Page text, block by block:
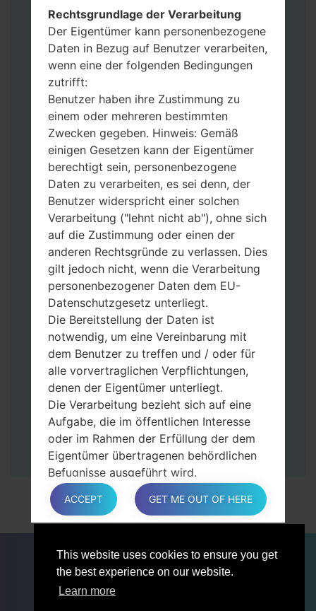
This website uses cookies to ensure you get
the best experience on our website.
Learn more
möchten, wählen Sie CSC_***, in einem
anderen Fall wählen Sie HOME_CSC_***
um Ihre Daten zu speichern.
Jetzt schalten Sie das Gerät aus und
aktivieren Sie Download-Modus. Alle
Methoden, wie es geht:
Halten Sie die Power-, Lautstärke- und
Bixbi- Tasten gedrückt.
Halten Sie Lauter- und Leiser-Tasten
gedrückt. Schließen Sie das Telefon mit
einem USB-Kabel an den PC an.
Halten Sie die Power-, Lauter- und
Home-Tasten gedrückt.
Schließen Sie das USB-Kabel an und
halten Sie die Leiser- und Bixbi-Tasten
gedrückt.
Halten Sie die Power- und Lauter-
Tasten gedrückt.
Dann schließen Sie das Telefon an den PC
an, das Programm Odin erkennt Ihr Gerät
und „COM port number“ wird auf dem
Bildschirm angezeigt.
Geben Sie nur die „F. Reset”-Zeit und
„Auto-Rebot“ an.
Zum Schluss klicken Sie „Start“-Taste auf.
Ihr Gerät wird neu gestartet und von PC
getrennt.
Rechtsgrundlage der Verarbeitung
Der Eigentümer kann personenbezogene
Daten in Bezug auf Benutzer verarbeiten,
wenn eine der folgenden Bedingungen
zutrifft:
Benutzer haben ihre Zustimmung zu
einem oder mehreren bestimmten
Zwecken gegeben. Hinweis: Gemäß
einigen Gesetzen kann der Eigentümer
berechtigt sein, personenbezogene
Daten zu verarbeiten, es sei denn, der
Benutzer widerspricht einer solchen
Verarbeitung ("lehnt nicht ab"), ohne sich
auf die Zustimmung oder einen der
anderen Rechtsgründe zu verlassen. Dies
gilt jedoch nicht, wenn die Verarbeitung
personenbezogener Daten dem EU-
Datenschutzgesetz unterliegt.
Die Bereitstellung der Daten ist
notwendig, um eine Vereinbarung mit
dem Benutzer zu treffen und / oder für
alle vorvertraglichen Verpflichtungen,
denen der Eigentümer unterliegt.
Die Verarbeitung bezieht sich auf eine
Aufgabe, die im öffentlichen Interesse
oder im Rahmen der Erfüllung der dem
Eigentümer übertragenen behördlichen
Befugnisse ausgeführt wird.
Die Verarbeitung ist für berechtigte
Interessen des Eigentümers oder eines
Dritten erforderlich.
bei der Erläuterung des für die
Verarbeitung geltenden rechtlichen
Rahmens und insbesondere, ob die
ACCEPT GET ME OUT OF HERE